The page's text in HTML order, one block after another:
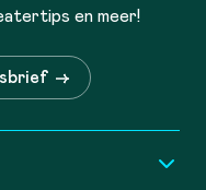
en meer!